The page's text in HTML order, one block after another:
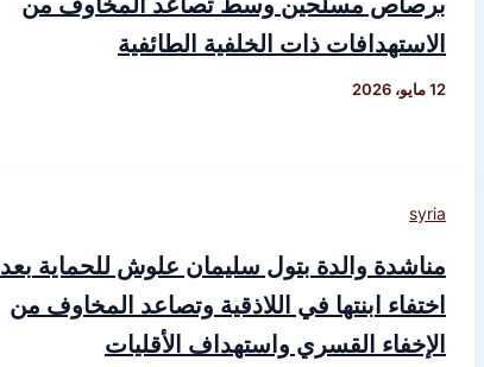
الاستهدافات ذات الخلفية الطائفية
12 مايو، 2026
syria
مناشدة والدة بتول سليمان علوش للحماية بعد
اختفاء ابنتها في اللاذقية وتصاعد المخاوف من
الإخفاء القسري واستهداف الأقليات